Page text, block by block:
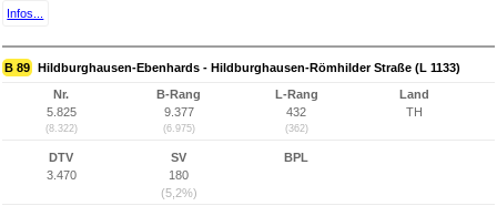
Infos...
B 89 Hildburghausen-Ebenhards - Hildburghausen-Römhilder Straße (L 1133)
Nr.
5.825
(8.322)
B-Rang
9.377
(6.975)
L-Rang
432
(362)
Land
TH
DTV
3.470
SV
180
(5,2%)
BPL